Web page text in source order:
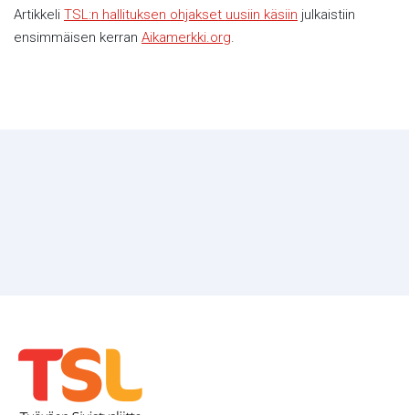
Artikkeli TSL:n hallituksen ohjakset uusiin käsiin julkaistiin
ensimmäisen kerran Aikamerkki.org.